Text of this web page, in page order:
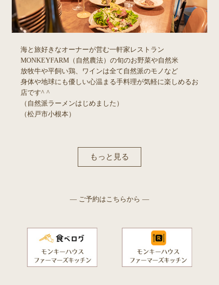
海と旅好きなオーナーが営む一軒家レストラン
MONKEYFARM（自然農法）の旬のお野菜や自然米
放牧牛や平飼い鶏、ワインは全て自然派のモノなど
身体や地球にも優しい心温まる手料理が気軽に楽しめるお
店です^ ^
（自然派ラーメンはじめました）
（松戸市小根本）
もっと見る
— ご予約はこちらから —